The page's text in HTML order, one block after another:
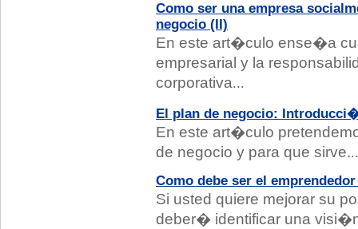
Como ser una empresa
negocio (II)
En este art�culo ense�a
empresarial y la
corporativa...
El plan de negocio:
En este art�culo
de negocio y para que sirve.
Como debe ser el
Si usted quiere mejorar su
deber� identificar una